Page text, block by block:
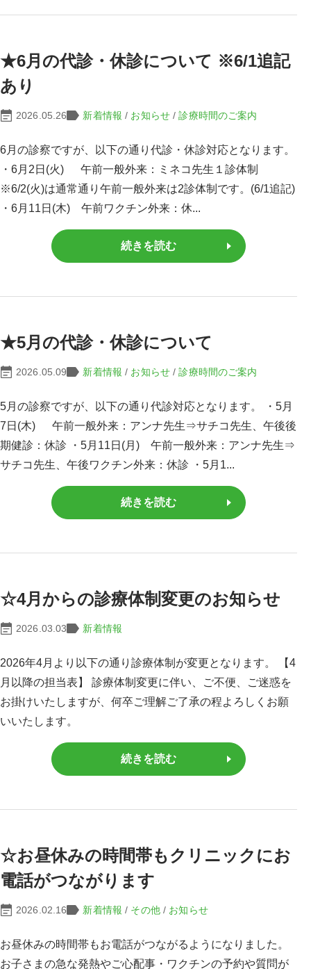
★6月の代診・休診について ※6/1追記
あり
2026.05.26 新着情報 / お知らせ/診療時間のご案内
6月の診察ですが、以下の通り代診・休診対応となります。
・6月2日(火) 午前一般外来：ミネコ先生１診体制
※6/2(火)は通常通り午前一般外来は2診体制です。(6/1追記)
・6月11日(木) 午前ワクチン外来：休...
続きを読む
★5月の代診・休診について
2026.05.09 新着情報 / お知らせ/診療時間のご案内
5月の診察ですが、以下の通り代診対応となります。 ・5月
7日(木) 午前一般外来：アンナ先生⇒サチコ先生、午後後
期健診：休診 ・5月11日(月) 午前一般外来：アンナ先生⇒
サチコ先生、午後ワクチン外来：休診 ・5月1...
続きを読む
☆4月からの診療体制変更のお知らせ
2026.03.03 新着情報
2026年4月より以下の通り診療体制が変更となります。 【4
月以降の担当表】 診療体制変更に伴い、ご不便、ご迷惑を
お掛けいたしますが、何卒ご理解ご了承の程よろしくお願
いいたします。
続きを読む
☆お昼休みの時間帯もクリニックにお
電話がつながります
2026.02.16 新着情報 / その他/ お知らせ
お昼休みの時間帯もお電話がつながるようになりました。
お子さまの急な発熱やご心配事・ワクチンの予約や質問が